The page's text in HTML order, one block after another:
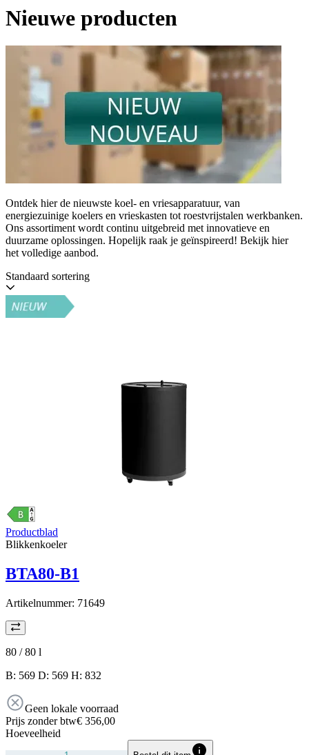
Nieuwe producten
Ontdek hier de nieuwste koel- en vriesapparatuur, van
energiezuinige koelers en vrieskasten tot roestvrijstalen werkbanken.
Ons assortiment wordt continu uitgebreid met innovatieve en
duurzame oplossingen. Hopelijk raak je geïnspireerd! Bekijk hier
het volledige aanbod.
Standaard sortering
Productblad
Blikkenkoeler
BTA80-B1
Artikelnummer: 71649
80 / 80 l
B: 569 D: 569 H: 832
Geen lokale voorraad
Prijs zonder btw€ 356,00
Hoeveelheid